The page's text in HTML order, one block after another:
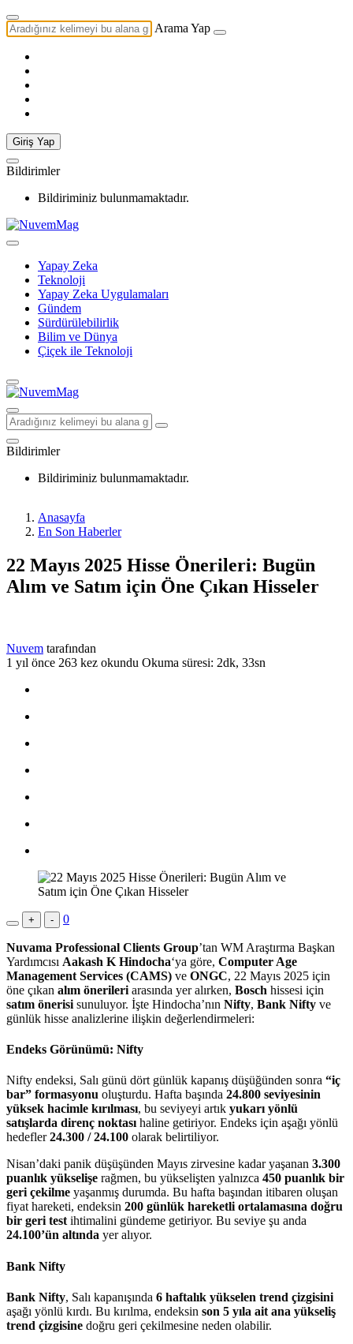
Arama Yap
Giriş Yap
Bildirimler
Bildiriminiz bulunmamaktadır.
Yapay Zeka
Teknoloji
Yapay Zeka Uygulamaları
Gündem
Sürdürülebilirlik
Bilim ve Dünya
Çiçek ile Teknoloji
Bildirimler
Bildiriminiz bulunmamaktadır.
Anasayfa
En Son Haberler
22 Mayıs 2025 Hisse Önerileri: Bugün
Alım ve Satım için Öne Çıkan Hisseler
Nuvem tarafından
1 yıl önce 263 kez okundu Okuma süresi: 2dk, 33sn
+ - 0
Nuvama Professional Clients Group’tan WM Araştırma Başkan
Yardımcısı Aakash K Hindocha‘ya göre, Computer Age
Management Services (CAMS) ve ONGC, 22 Mayıs 2025 için
öne çıkan alım önerileri arasında yer alırken, Bosch hissesi için
satım önerisi sunuluyor. İşte Hindocha’nın Nifty, Bank Nifty ve
günlük hisse analizlerine ilişkin değerlendirmeleri:
Endeks Görünümü: Nifty
Nifty endeksi, Salı günü dört günlük kapanış düşüğünden sonra “iç
bar” formasyonu oluşturdu. Hafta başında 24.800 seviyesinin
yüksek hacimle kırılması, bu seviyeyi artık yukarı yönlü
satışlarda direnç noktası haline getiriyor. Endeks için aşağı yönlü
hedefler24.300 / 24.100 olarak belirtiliyor.
Nisan’daki panik düşüşünden Mayıs zirvesine kadar yaşanan 3.300
puanlık yükselişe rağmen, bu yükselişten yalnızca 450 puanlık bir
geri çekilme yaşanmış durumda. Bu hafta başından itibaren oluşan
fiyat hareketi, endeksin 200 günlük hareketli ortalamasına doğru
bir geri test ihtimalini gündeme getiriyor. Bu seviye şu anda
24.100’ün altında yer alıyor.
Bank Nifty
Bank Nifty, Salı kapanışında 6 haftalık yükselen trend çizgisini
aşağı yönlü kırdı. Bu kırılma, endeksin son 5 yıla ait ana yükseliş
trend çizgisine doğru geri çekilmesine neden olabilir.